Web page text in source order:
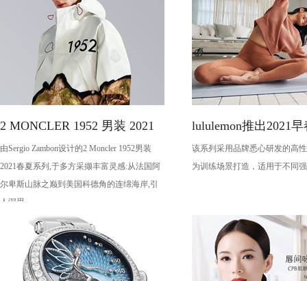
2 MONCLER 1952 男装 2021
春夏系列
由Sergio Zambon设计的2 Moncler 1952男装
2021春夏系列,于多方采撷丰富灵感:从法国阿
尔卑斯山脉之巅到美国科德角的连绵海岸,引
人深思。
lululemon推出2021
备
该系列采用品牌悉心研发的高
为训练场景打造，适用于不同